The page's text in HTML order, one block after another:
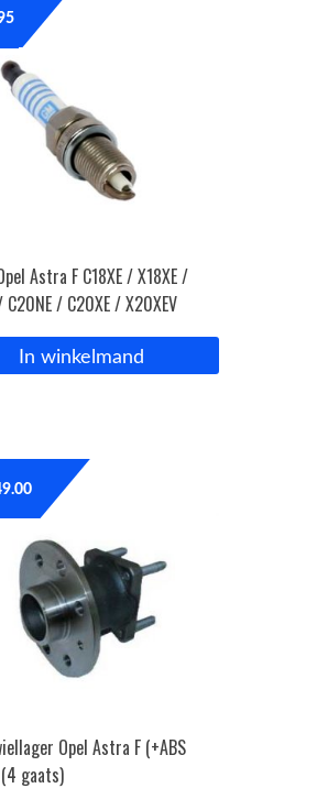
Astra F C18XE / X18XE /
C20NE / C20XE / X20XEV
In winkelmand
Opel Astra F (+ABS
gaats)